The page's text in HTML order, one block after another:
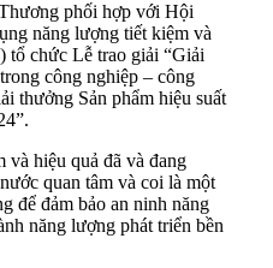
phối hợp với Hội
năng lượng tiết kiệm và
tổ chức Lễ trao giải “Giải
công nghiệp – công
thưởng Sản phẩm hiệu suất
và hiệu quả đã và đang
quan tâm và coi là một
để đảm bảo an ninh năng
năng lượng phát triển bền